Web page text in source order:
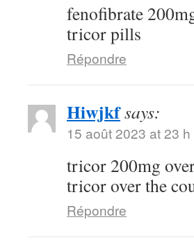
fenofibrate
tricor pills
Répondre
Hiwjkfsays:
15 août 2023 at 23
tricor 200mg
tricor over the
Répondre